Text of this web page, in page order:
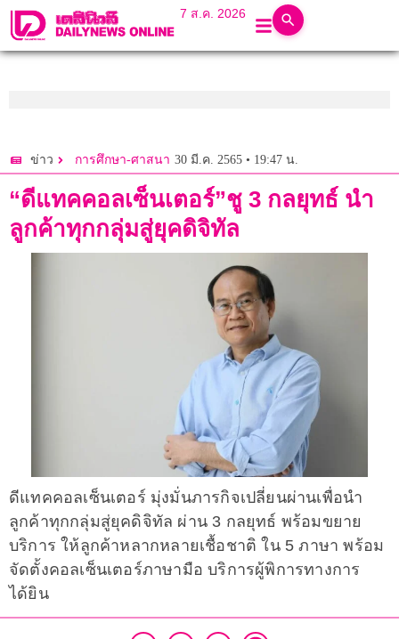
7 ส.ค. 2026
ข่าว การศึกษา-ศาสนา 30 มี.ค. 2565 • 19:47 น.
“ดีแทคคอลเซ็นเตอร์”ชู 3 กลยุทธ์ นำ
ลูกค้าทุกกลุ่มสู่ยุคดิจิทัล
ดีแทคคอลเซ็นเตอร์ มุ่งมั่นภารกิจเปลี่ยนผ่านเพื่อนำ
ลูกค้าทุกกลุ่มสู่ยุคดิจิทัล ผ่าน 3 กลยุทธ์ พร้อมขยาย
บริการ ให้ลูกค้าหลากหลายเชื้อชาติ ใน 5 ภาษา พร้อม
จัดตั้งคอลเซ็นเตอร์ภาษามือ บริการผู้พิการทางการ
ได้ยิน